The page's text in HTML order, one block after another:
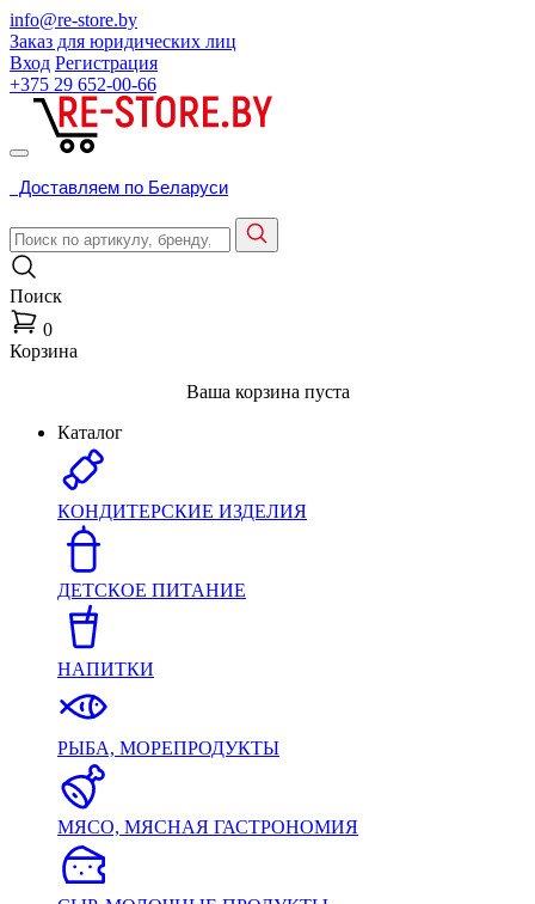
info@re-store.by
Заказ для юридических лиц
Вход Регистрация
+375 29 652-00-66
Доставляем по Беларуси
Поиск
0
Корзина
Ваша корзина пуста
Каталог
КОНДИТЕРСКИЕ ИЗДЕЛИЯ
ДЕТСКОЕ ПИТАНИЕ
НАПИТКИ
РЫБА, МОРЕПРОДУКТЫ
МЯСО, МЯСНАЯ ГАСТРОНОМИЯ